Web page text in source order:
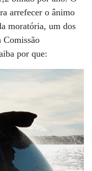
arrefecer o ânimo
moratória, um dos
Comissão
por que: